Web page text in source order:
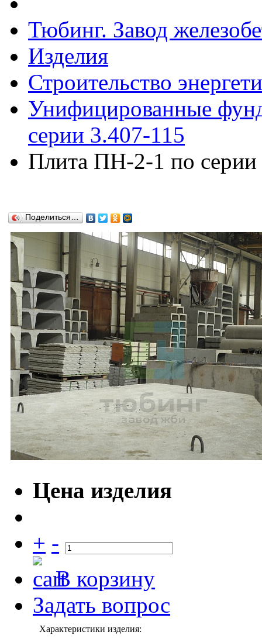
Тюбинг. Завод
Изделия
Строительство
Унифицированные
серии 3.407-115
Плита ПН-2-1 по
Поделиться…
Цена изделия
+ -
В корзину
Задать вопрос
Характеристики изделия: